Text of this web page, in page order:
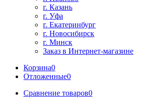
г. Казань
г. Уфа
г. Екатеринбург
г. Новосибирск
г. Минск
Заказ в Интернет-магазине
Корзина0
Отложенные0
Сравнение товаров0